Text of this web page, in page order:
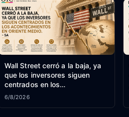
Wall Street cerró a la baja, ya
que los inversores siguen
centrados en los
acontecimientos en Oriente
6/8/2026